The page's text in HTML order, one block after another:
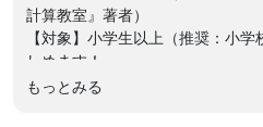
計算教室』著者）
【対象】小学生以上（推奨：小
しめます！
もっとみる